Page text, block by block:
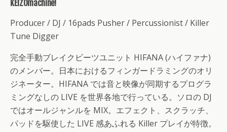
KEIZOmachine!
Producer / DJ / 16pads Pusher / Percussionist / Killer
Tune Digger
完全手動ブレイクビーツユニット HIFANA (ハイファナ)
のメンバー。日本におけるフィンガードラミングのオリ
ジネーター。HIFANA では音と映像が同期するプログラ
ミングなしの LIVE を世界各地で行っている。ソロの DJ
ではオールジャンルを MIX。エフェクト、スクラッチ、
パッドを駆使した LIVE 感あふれる Killer プレイが特徴。